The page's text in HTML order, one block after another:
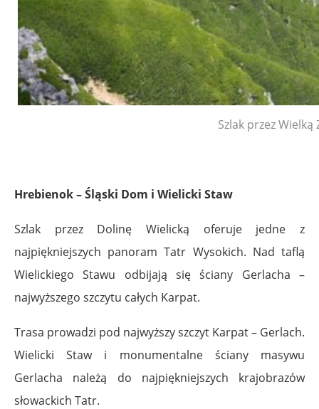
Szlak przez
Hrebienok – Śląski Dom i Wielicki Staw
Szlak przez Dolinę Wielicką oferuje jedne z
najpiękniejszych panoram Tatr Wysokich. Nad taflą
Wielickiego Stawu odbijają się ściany Gerlacha –
najwyższego szczytu całych Karpat.
Trasa prowadzi pod najwyższy szczyt Karpat – Gerlach.
Wielicki Staw i monumentalne ściany masywu
Gerlacha należą do najpiękniejszych krajobrazów
słowackich Tatr.